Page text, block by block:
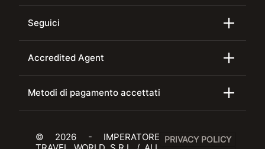
Seguici
Accredited Agent
Metodi di pagamento accettati
© 2026 - IMPERATORE PRIVACY POLICY